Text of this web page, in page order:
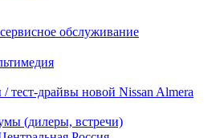
обслуживание
драйвы новой Nissan Almera
(дилеры, встречи)